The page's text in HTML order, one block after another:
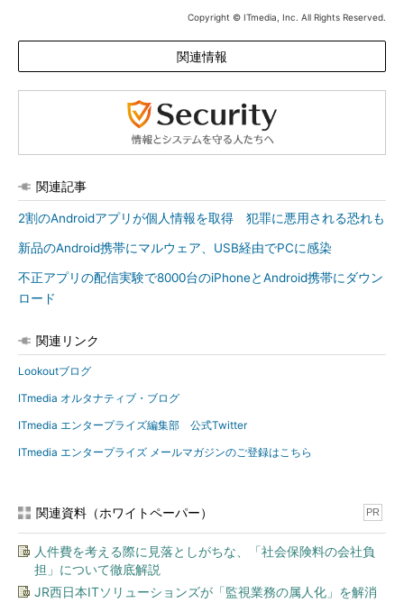
Copyright © ITmedia, Inc. All Rights Reserved.
関連情報
関連記事
2割のAndroidアプリが個人情報を取得 犯罪に悪用される恐れも
新品のAndroid携帯にマルウェア、USB経由でPCに感染
不正アプリの配信実験で8000台のiPhoneとAndroid携帯にダウン
ロード
関連リンク
Lookoutブログ
ITmedia オルタナティブ・ブログ
ITmedia エンタープライズ編集部 公式Twitter
ITmedia エンタープライズ メールマガジンのご登録はこちら
関連資料（ホワイトペーパー） PR
人件費を考える際に見落としがちな、「社会保険料の会社負
担」について徹底解説
JR西日本ITソリューションズが「監視業務の属人化」を解消